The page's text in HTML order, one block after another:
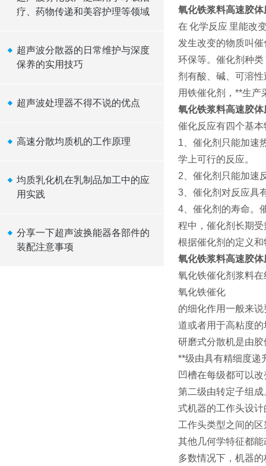
疗、药物传递和美容护理等领域
超声波分散器的日常维护与深度
保养的实用技巧
超声波处理器不得不说的优点
高速分散均质机的工作原理
均质乳化机在乳制品加工中的应
用实践
分享一下超声波换能器各部件的
装配注意事项
氧化铁浆料高速胶体
在 化学反应 里能改
发生改变的物质叫
环保等。催化剂种类
剂有酸、碱、可溶性
用铁催化剂， **生产
氧化铁浆料高速胶体
催化反应有四个基
1 、催化剂只能加
学上可行的反应。
2 、催化剂只能加
3 、催化剂对反应
4 、催化剂的寿命
程中，催化剂长期
根据催化剂的定义
氧化铁浆料高速胶体
氧化铁催化剂浆料
氧化铁催化
的细化作用一般来
道或者用于高粘度的
研磨式分散机是由胶
**级由具有精细度递
凹槽在每级都可以
第二级由转定子组
式机器的工作头设
工作头类型之间的
其他几何学特征都
多数情况下，机器